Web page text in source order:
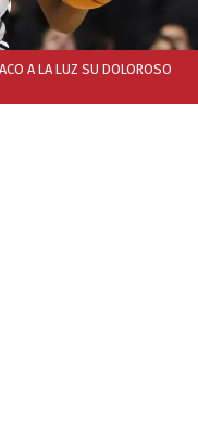
A LA LUZ SU DOLOROSO